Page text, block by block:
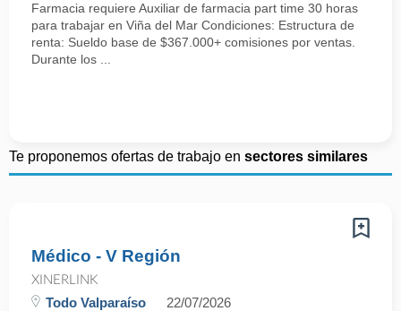
Farmacia requiere Auxiliar de farmacia part time 30 horas
para trabajar en Viña del Mar Condiciones: Estructura de
renta: Sueldo base de $367.000+ comisiones por ventas.
Durante los ...
Te proponemos ofertas de trabajo en sectores similares
Médico - V Región
XINERLINK
Todo Valparaíso 22/07/2026